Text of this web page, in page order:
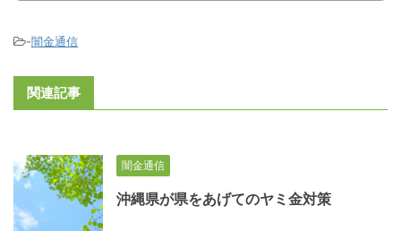
-闇金通信
関連記事
闇金通信
沖縄県が県をあげてのヤミ金対策